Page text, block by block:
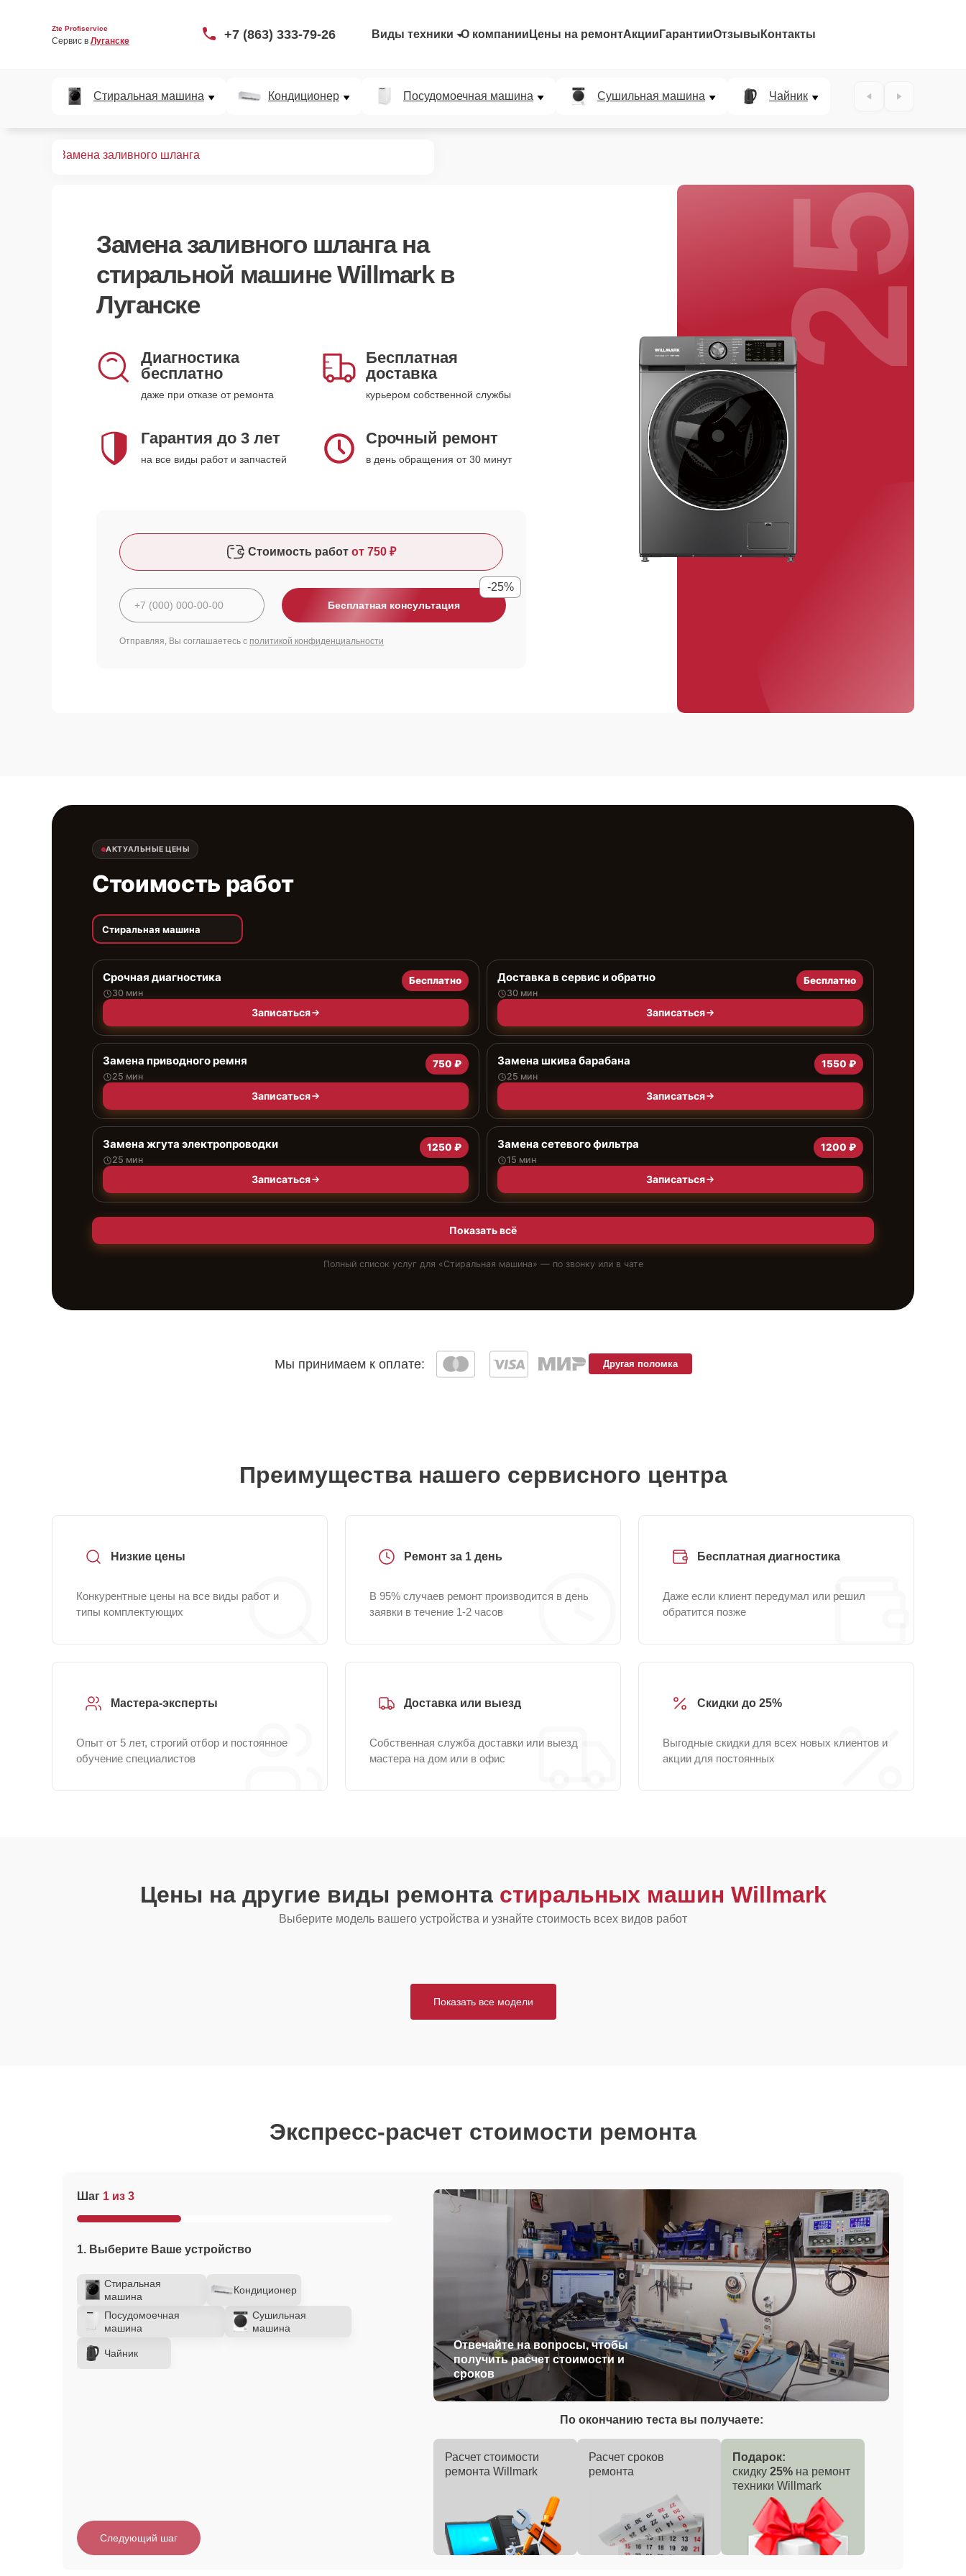
Zte Profiservice
Сервис в Луганске +7 (863) 333-79-26 Виды техники О компании Цены на ремонтАкции ГарантииОтзывы Контакты
Стиральная машина Кондиционер Посудомоечная машина Сушильная машина Чайник
Замена заливного шланга
Замена заливного шлангана
стиральной машине Willmark в
Луганске
Диагностика
бесплатно
даже при отказе от ремонта
Бесплатная
доставка
курьером собственной службы
Гарантия до 3 лет
на все виды работ и запчастей
Срочный ремонт
в день обращения от 30 минут
Стоимость работ от 750 ₽
Бесплатная консультация
-25%
Отправляя, Вы соглашаетесь с политикой конфиденциальности
25%
АКТУАЛЬНЫЕ ЦЕНЫ
Стоимость работ
Стиральная машина
Срочная диагностика
30 мин
Бесплатно
Записаться
Доставка в сервис и обратно
30 мин
Бесплатно
Записаться
Замена приводного ремня
25 мин
750 ₽
Записаться
Замена шкива барабана
25 мин
1550 ₽
Записаться
Замена жгута электропроводки
25 мин
1250 ₽
Записаться
Замена сетевого фильтра
15 мин
1200 ₽
Записаться
Показать всё
Полный список услуг для «Стиральная машина» — по звонку или в чате
Мы принимаем к оплате: Другая поломка
Преимущества нашего сервисного центра
Низкие цены
Конкурентные цены на все виды работ и
типы комплектующих
Ремонт за 1 день
В 95% случаев ремонт производится в день
заявки в течение 1-2 часов
Бесплатная диагностика
Даже если клиент передумал или решил
обратится позже
Мастера-эксперты
Опыт от 5 лет, строгий отбор и постоянное
обучение специалистов
Доставка или выезд
Собственная служба доставки или выезд
мастера на дом или в офис
Скидки до 25%
Выгодные скидки для всех новых клиентов и
акции для постоянных
Цены на другие виды ремонта стиральных машин Willmark
Выберите модель вашего устройства и узнайте стоимость всех видов работ
Показать все модели
Экспресс-расчет стоимости ремонта
Шаг 1 из 3
1. Выберите Ваше устройство
Стиральная
машина
Кондиционер
Посудомоечная
машина
Сушильная
машина
Чайник
Отвечайте на вопросы, чтобы
получить расчет стоимости и
сроков
Следующий шаг
По окончанию теста вы получаете:
Расчет стоимости
ремонта Willmark
Расчет сроков
ремонта
Подарок:
скидку 25% на ремонт
техники Willmark